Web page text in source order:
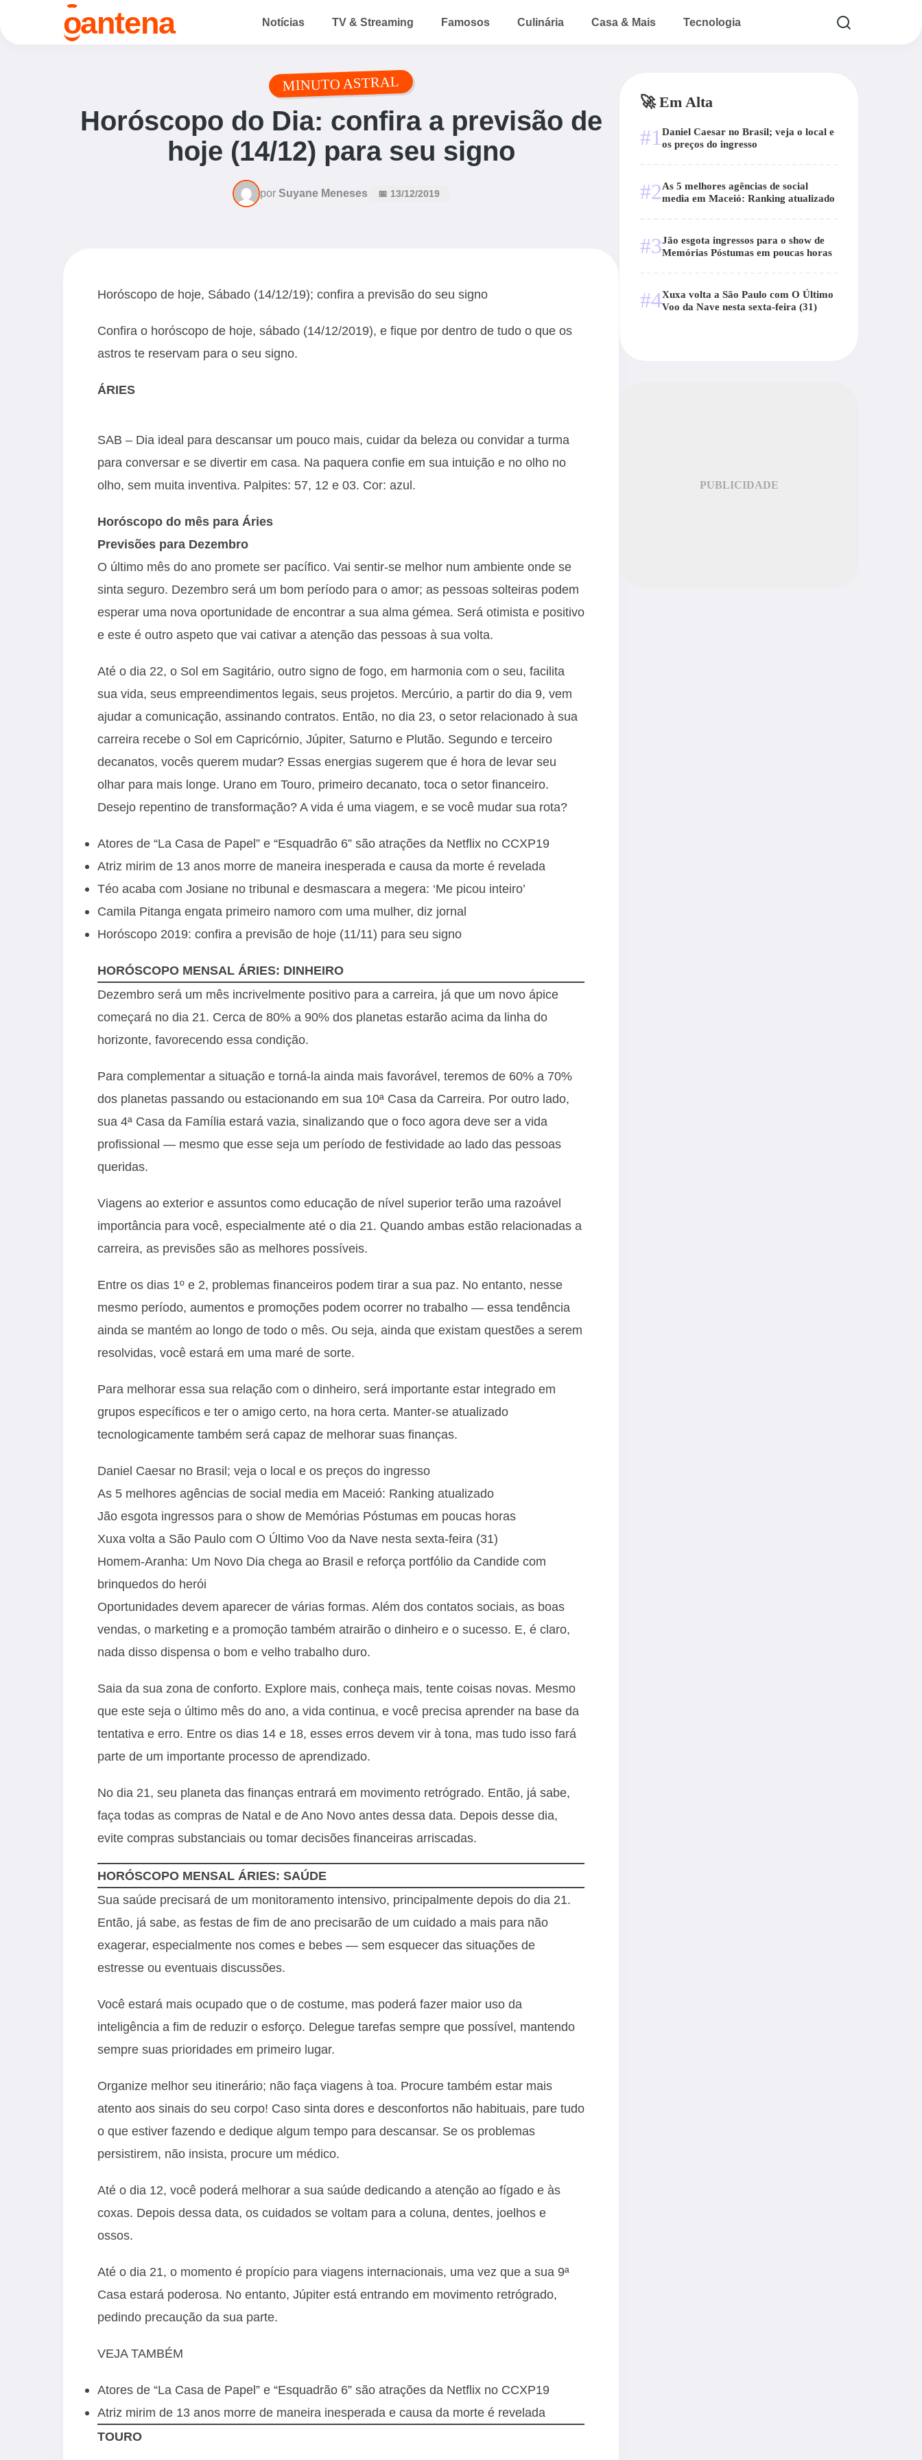
oantena Notícias TV & Streaming Famosos Culinária Casa & Mais Tecnologia
MINUTO ASTRAL
Horóscopo do Dia: confira a previsão de
hoje (14/12) para seu signo
por Suyane Meneses 📅 13/12/2019
Horóscopo de hoje, Sábado (14/12/19); confira a previsão do seu signo
Confira o horóscopo de hoje, sábado (14/12/2019), e fique por dentro de tudo o que os
astros te reservam para o seu signo.
ÁRIES
SAB – Dia ideal para descansar um pouco mais, cuidar da beleza ou convidar a turma
para conversar e se divertir em casa. Na paquera confie em sua intuição e no olho no
olho, sem muita inventiva. Palpites: 57, 12 e 03. Cor: azul.
Horóscopo do mês para Áries
Previsões para Dezembro
O último mês do ano promete ser pacífico. Vai sentir-se melhor num ambiente onde se
sinta seguro. Dezembro será um bom período para o amor; as pessoas solteiras podem
esperar uma nova oportunidade de encontrar a sua alma gémea. Será otimista e positivo
e este é outro aspeto que vai cativar a atenção das pessoas à sua volta.
Até o dia 22, o Sol em Sagitário, outro signo de fogo, em harmonia com o seu, facilita
sua vida, seus empreendimentos legais, seus projetos. Mercúrio, a partir do dia 9, vem
ajudar a comunicação, assinando contratos. Então, no dia 23, o setor relacionado à sua
carreira recebe o Sol em Capricórnio, Júpiter, Saturno e Plutão. Segundo e terceiro
decanatos, vocês querem mudar? Essas energias sugerem que é hora de levar seu
olhar para mais longe. Urano em Touro, primeiro decanato, toca o setor financeiro.
Desejo repentino de transformação? A vida é uma viagem, e se você mudar sua rota?
Atores de “La Casa de Papel” e “Esquadrão 6” são atrações da Netflix no CCXP19
Atriz mirim de 13 anos morre de maneira inesperada e causa da morte é revelada
Téo acaba com Josiane no tribunal e desmascara a megera: ‘Me picou inteiro’
Camila Pitanga engata primeiro namoro com uma mulher, diz jornal
Horóscopo 2019: confira a previsão de hoje (11/11) para seu signo
HORÓSCOPO MENSAL ÁRIES: DINHEIRO
Dezembro será um mês incrivelmente positivo para a carreira, já que um novo ápice
começará no dia 21. Cerca de 80% a 90% dos planetas estarão acima da linha do
horizonte, favorecendo essa condição.
Para complementar a situação e torná-la ainda mais favorável, teremos de 60% a 70%
dos planetas passando ou estacionando em sua 10ª Casa da Carreira. Por outro lado,
sua 4ª Casa da Família estará vazia, sinalizando que o foco agora deve ser a vida
profissional — mesmo que esse seja um período de festividade ao lado das pessoas
queridas.
Viagens ao exterior e assuntos como educação de nível superior terão uma razoável
importância para você, especialmente até o dia 21. Quando ambas estão relacionadas a
carreira, as previsões são as melhores possíveis.
Entre os dias 1º e 2, problemas financeiros podem tirar a sua paz. No entanto, nesse
mesmo período, aumentos e promoções podem ocorrer no trabalho — essa tendência
ainda se mantém ao longo de todo o mês. Ou seja, ainda que existam questões a serem
resolvidas, você estará em uma maré de sorte.
Para melhorar essa sua relação com o dinheiro, será importante estar integrado em
grupos específicos e ter o amigo certo, na hora certa. Manter-se atualizado
tecnologicamente também será capaz de melhorar suas finanças.
Daniel Caesar no Brasil; veja o local e os preços do ingresso
As 5 melhores agências de social media em Maceió: Ranking atualizado
Jão esgota ingressos para o show de Memórias Póstumas em poucas horas
Xuxa volta a São Paulo com O Último Voo da Nave nesta sexta-feira (31)
Homem-Aranha: Um Novo Dia chega ao Brasil e reforça portfólio da Candide com
brinquedos do herói
Oportunidades devem aparecer de várias formas. Além dos contatos sociais, as boas
vendas, o marketing e a promoção também atrairão o dinheiro e o sucesso. E, é claro,
nada disso dispensa o bom e velho trabalho duro.
Saia da sua zona de conforto. Explore mais, conheça mais, tente coisas novas. Mesmo
que este seja o último mês do ano, a vida continua, e você precisa aprender na base da
tentativa e erro. Entre os dias 14 e 18, esses erros devem vir à tona, mas tudo isso fará
parte de um importante processo de aprendizado.
No dia 21, seu planeta das finanças entrará em movimento retrógrado. Então, já sabe,
faça todas as compras de Natal e de Ano Novo antes dessa data. Depois desse dia,
evite compras substanciais ou tomar decisões financeiras arriscadas.
HORÓSCOPO MENSAL ÁRIES: SAÚDE
Sua saúde precisará de um monitoramento intensivo, principalmente depois do dia 21.
Então, já sabe, as festas de fim de ano precisarão de um cuidado a mais para não
exagerar, especialmente nos comes e bebes — sem esquecer das situações de
estresse ou eventuais discussões.
Você estará mais ocupado que o de costume, mas poderá fazer maior uso da
inteligência a fim de reduzir o esforço. Delegue tarefas sempre que possível, mantendo
sempre suas prioridades em primeiro lugar.
Organize melhor seu itinerário; não faça viagens à toa. Procure também estar mais
atento aos sinais do seu corpo! Caso sinta dores e desconfortos não habituais, pare tudo
o que estiver fazendo e dedique algum tempo para descansar. Se os problemas
persistirem, não insista, procure um médico.
Até o dia 12, você poderá melhorar a sua saúde dedicando a atenção ao fígado e às
coxas. Depois dessa data, os cuidados se voltam para a coluna, dentes, joelhos e
ossos.
Até o dia 21, o momento é propício para viagens internacionais, uma vez que a sua 9ª
Casa estará poderosa. No entanto, Júpiter está entrando em movimento retrógrado,
pedindo precaução da sua parte.
VEJA TAMBÉM
Atores de “La Casa de Papel” e “Esquadrão 6” são atrações da Netflix no CCXP19
Atriz mirim de 13 anos morre de maneira inesperada e causa da morte é revelada
TOURO
🚀 Em Alta
#1 Daniel Caesar no Brasil; veja o local e
os preços do ingresso
#2As 5 melhores agências de social
media em Maceió: Ranking atualizado
#3Jão esgota ingressos para o show de
Memórias Póstumas em poucas horas
#4Xuxa volta a São Paulo com O Último
Voo da Nave nesta sexta-feira (31)
PUBLICIDADE